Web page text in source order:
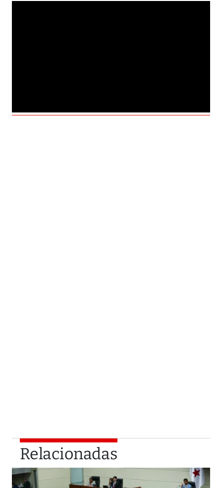
Relacionadas